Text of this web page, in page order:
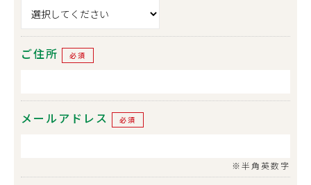
ご住所 必須
メールアドレス 必須
※半角英数字